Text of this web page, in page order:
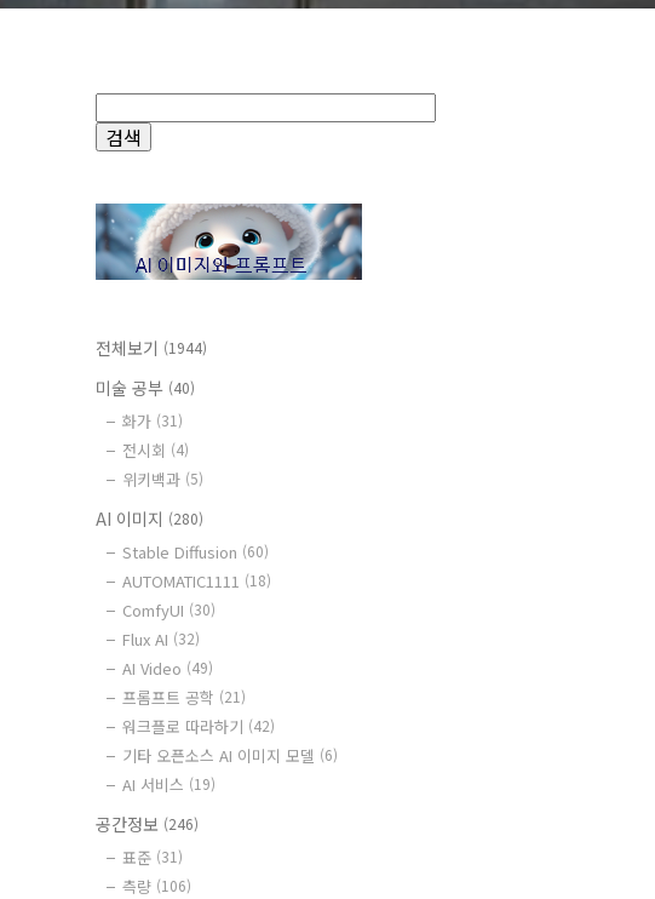
전체보기 (1944)
미술 공부 (40)
화가 (31)
전시회 (4)
위키백과 (5)
AI 이미지 (280)
Stable Diffusion (60)
AUTOMATIC1111 (18)
ComfyUI (30)
Flux AI (32)
AI Video (49)
프롬프트 공학 (21)
워크플로 따라하기 (42)
기타 오픈소스 AI 이미지 모델 (6)
AI 서비스 (19)
공간정보 (246)
표준 (31)
측량 (106)